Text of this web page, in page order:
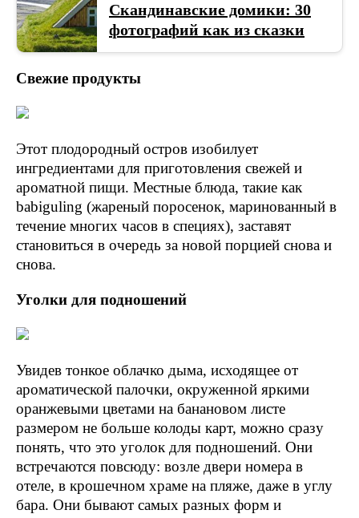
Скандинавские домики: 30
фотографий как из сказки
Свежие продукты
Этот плодородный остров изобилует
ингредиентами для приготовления свежей и
ароматной пищи. Местные блюда, такие как
babiguling (жареный поросенок, маринованный в
течение многих часов в специях), заставят
становиться в очередь за новой порцией снова и
снова.
Уголки для подношений
Увидев тонкое облачко дыма, исходящее от
ароматической палочки, окруженной яркими
оранжевыми цветами на банановом листе
размером не больше колоды карт, можно сразу
понять, что это уголок для подношений. Они
встречаются повсюду: возле двери номера в
отеле, в крошечном храме на пляже, даже в углу
бара. Они бывают самых разных форм и